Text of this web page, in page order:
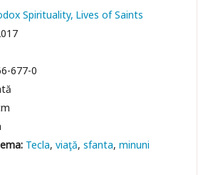
Spirituality Lives of Saints
677-0
Tecla viaţă sfanta minuni